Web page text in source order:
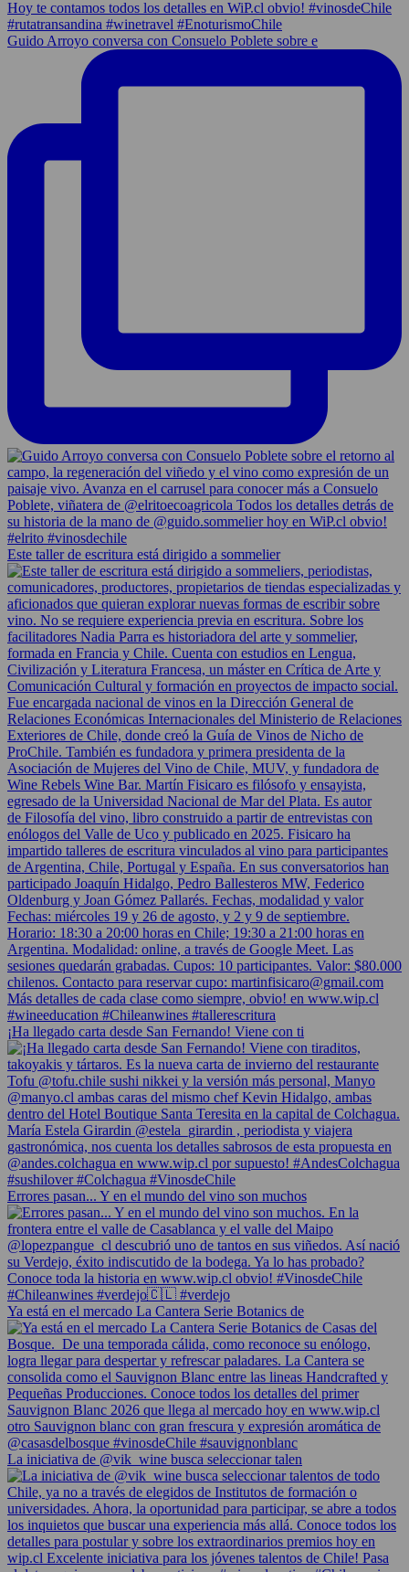
Guido Arroyo conversa con Consuelo Poblete sobre e
Este taller de escritura está dirigido a sommelier
¡Ha llegado carta desde San Fernando! Viene con ti
Errores pasan... Y en el mundo del vino son muchos
Ya está en el mercado La Cantera Serie Botanics de
La iniciativa de @vik_wine busca seleccionar talen